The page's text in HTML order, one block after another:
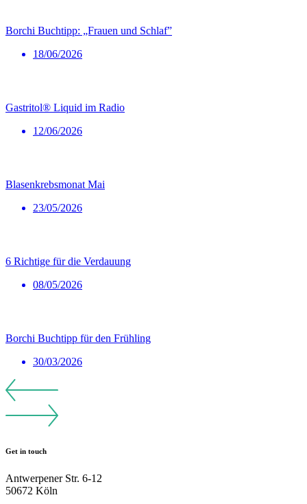
Borchi Buchtipp: „Frauen und Schlaf”
18/06/2026
Gastritol® Liquid im Radio
12/06/2026
Blasenkrebsmonat Mai
23/05/2026
6 Richtige für die Verdauung
08/05/2026
Borchi Buchtipp für den Frühling
30/03/2026
Get in touch
Antwerpener Str. 6-12
50672 Köln